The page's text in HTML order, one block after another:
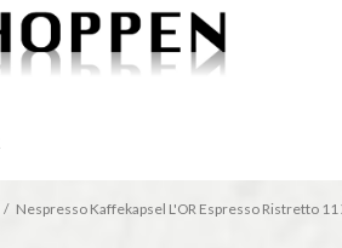
/ Nespresso Kaffekapsel L'OR Espresso Ristretto 11